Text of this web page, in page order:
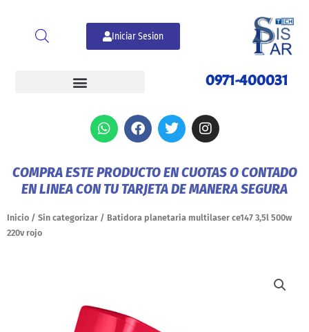
contenido
Iniciar Sesion
0971-400031
W
h
s
a
p
F
a
b
o
k
T
w
t
e
I
n
a
g
a
COMPRA ESTE PRODUCTO EN CUOTAS O CONTADO
EN LINEA CON TU TARJETA DE MANERA SEGURA
Inicio / Sin categorizar / Batidora planetaria multilaser ce147 3,5l 500w
220v rojo